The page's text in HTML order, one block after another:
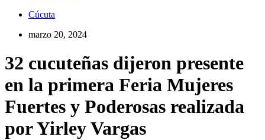
Cúcuta
marzo 20, 2024
32 cucuteñas dijeron presente
en la primera Feria Mujeres
Fuertes y Poderosas realizada
por Yirley Vargas